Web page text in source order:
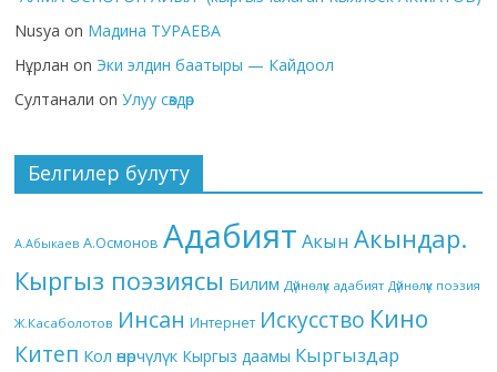
Nusya on Мадина ТУРАЕВА
Нұрлан on Эки элдин баатыры — Кайдоол
Султанали onУлуу сөздөр
Белгилер булуту
А.Абыкаев А.Осмонов Адабият Акын Акындар.
Кыргыз поэзиясы Билим Дүйнөлүк адабият Дүйнөлүк поэзия
Ж.Касаболотов Инсан Интернет Искусство Кино
Китеп Кол өнөрчүлүк Кыргыз даамы Кыргыздар